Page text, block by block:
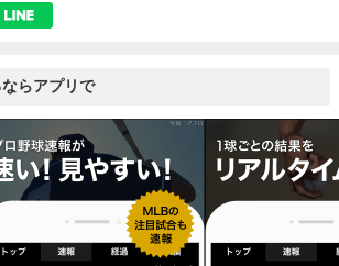
らアプリで